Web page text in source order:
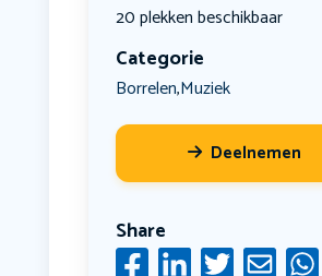
20 plekken beschikbaar
Categorie
Borrelen,Muziek
Deelnemen
Share